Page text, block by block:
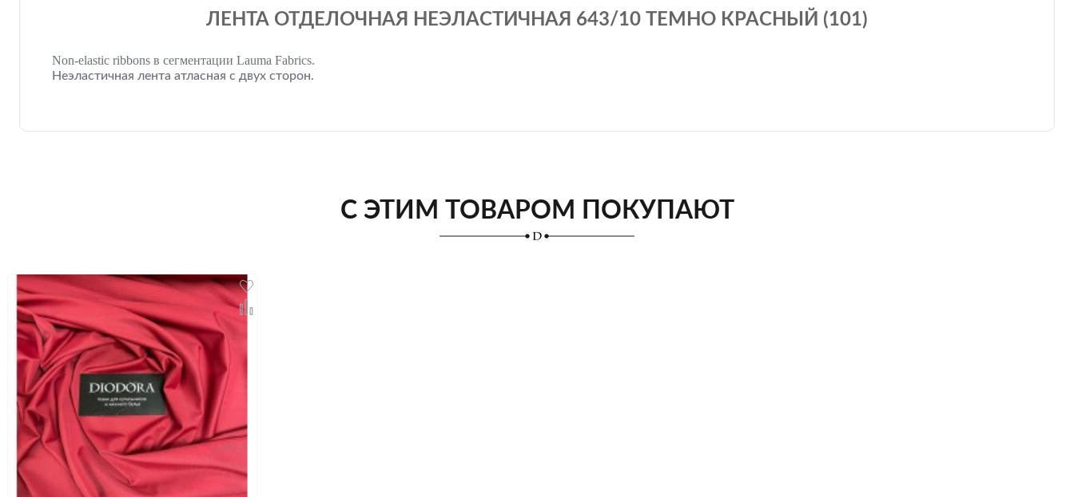
ЛЕНТА ОТДЕЛОЧНАЯ НЕЭЛАСТИЧНАЯ 643/10 ТЕМНО КРАСНЫЙ (101)
Non-elastic ribbons в сегментации Lauma Fabrics.
Неэластичная лента атласная с двух сторон.
С ЭТИМ ТОВАРОМ ПОКУПАЮТ